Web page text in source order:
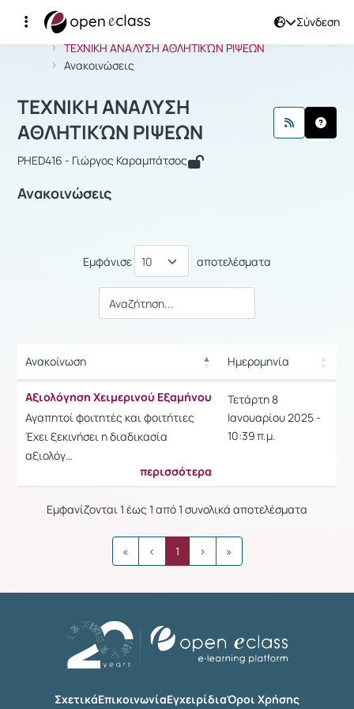
Σύνδεση
Αρχική Σελίδα
ΤΕΧΝΙΚΗ ΑΝΑΛΥΣΗ ΑΘΛΗΤΙΚΏΝ ΡΙΨΕΩΝ
Ανακοινώσεις
Μάθημα : ΤΕΧΝΙΚΗ ΑΝΑΛΥΣΗ
ΤΕΧΝΙΚΗ ΑΝΑΛΥΣΗ
ΑΘΛΗΤΙΚΏΝ ΡΙΨΕΩΝ
PHED416 - Γιώργος Καραμπάτσος
Ανακοινώσεις
Εμφάνισε αποτελέσματα
Ανακοίνωση
Ημερομηνία
Ρυθμίσεις επιλογής /
Ανακοίνωση
Ρυθμίσεις επιλογής /
Aξιολόγηση Χειμερινού Εξαμήνου
Αγαπητοί φοιτητές και φοιτήτιες
Έχει ξεκινήσει η διαδικασία
αξιολόγ…
περισσότερα
Τετάρτη 8
Ιανουαρίου 2025 -
10:39 π.μ.
Εμφανίζονται 1 έως 1 από 1 συνολικά αποτελέσματα
« ‹ 1 › »
ΣχετικάΕπικοινωνίαΕγχειρίδιαΌροι Χρήσης